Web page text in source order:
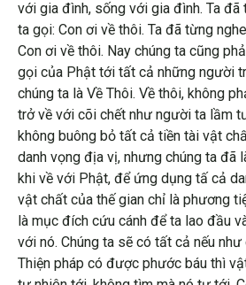
với gia đình, sống với gia đình. Ta đã
ta gọi: Con ơi về thôi. Ta đã từng
Con ơi về thôi. Nay chúng ta cũng
gọi của Phật tới tất cả những người
chúng ta là Về Thôi. Về thôi, không
trở về với cõi chết như người ta lầm
không buông bỏ tất cả tiền tài vật
danh vọng địa vị, nhưng chúng ta đã
khi về với Phật, để ứng dụng tấ cả
vật chất của thế gian chỉ là phương
là mục đích cứu cánh để ta lao đầu
với nó. Chúng ta sẽ có tất cả nếu
Thiện pháp có được phước báu thì